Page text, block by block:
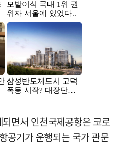
면서 인천국제공항은 코로
공기가 운행되는 국가 관문